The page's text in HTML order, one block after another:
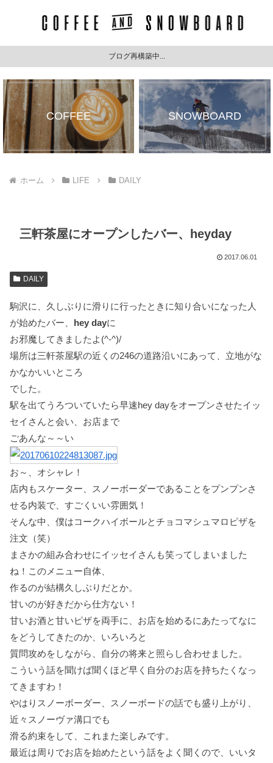
ブログ再構築中...
COFFEE SNOWBOARD
ホーム LIFE DAILY
三軒茶屋にオープンしたバー、heyday
2017.06.01
DAILY
駒沢に、久しぶりに滑りに行ったときに知り合いになった人
が始めたバー、 hey dayに
お邪魔してきましたよ(^-^)/
場所は三軒茶屋駅の近くの246の道路沿いにあって、立地がな
かなかいいところ
でした。
駅を出てうろついていたら早速hey dayをオープンさせたイッ
セイさんと会い、お店まで
ごあんな～～い
お～、オシャレ！
店内もスケーター、スノーボーダーであることをプンプンさ
せる内装で、すごくいい雰囲気！
そんな中、僕はコークハイボールとチョコマシュマロピザを
注文（笑）
まさかの組み合わせにイッセイさんも笑ってしまいました
ね！このメニュー自体、
作るのが結構久しぶりだとか。
甘いのが好きだから仕方ない！
甘いお酒と甘いピザを両手に、お店を始めるにあたってなに
をどうしてきたのか、いろいろと
質問攻めをしながら、自分の将来と照らし合わせました。
こういう話を聞けば聞くほど早く自分のお店を持ちたくなっ
てきますわ！
やはりスノーボーダー、スノーボードの話でも盛り上がり、
近々スノーヴァ溝口でも
滑る約束をして、これまた楽しみです。
最近は周りでお店を始めたという話をよく聞くので、いいタ